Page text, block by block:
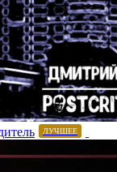
ЛУЧШЕЕ